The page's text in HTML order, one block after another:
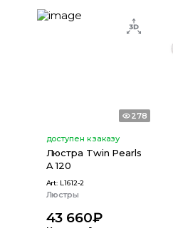
278
доступен к заказу
Люстра Twin Pearls
A 120
Art: L1612-2
Люстры
43 660₽